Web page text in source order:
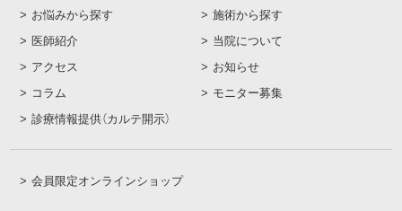
お悩みから探す
施術から探す
医師紹介
当院について
アクセス
お知らせ
コラム
モニター募集
診療情報提供（カルテ開示）
会員限定オンラインショップ